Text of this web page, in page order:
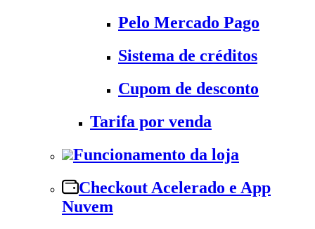
Pelo Mercado Pago
Sistema de créditos
Cupom de desconto
Tarifa por venda
Funcionamento da loja
Checkout Acelerado e App
Nuvem